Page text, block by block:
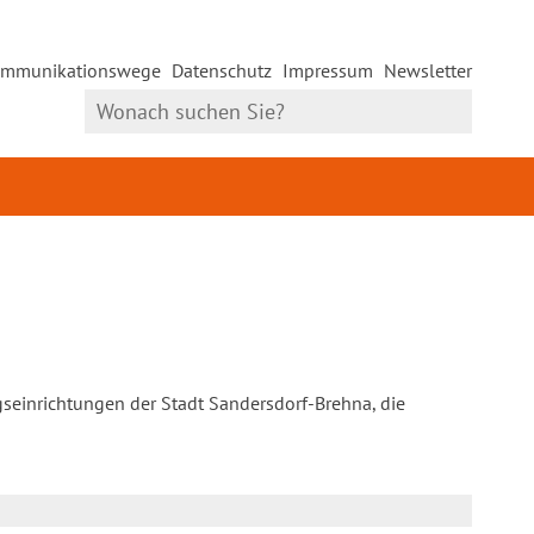
Datenschutz Impressum Newsletter
der Stadt Sandersdorf-Brehna, die